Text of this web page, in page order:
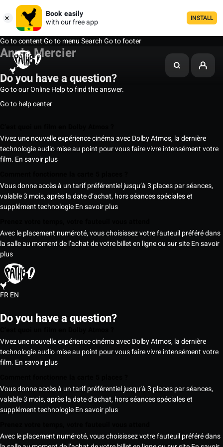
Book easily
with our free app
INSTALL
Go to contentGo to menuSearchGo to footer
Annie Mercier
Do you have a question?
Go to our Online Help to find the answer.
Go to help center
Vivez une nouvelle expérience cinéma avec Dolby Atmos, la dernière
technologie audio mise au point pour vous faire vivre intensément votre
film. En savoir plus
Vous donne accès à un tarif préférentiel jusqu’à 3 places par séances,
valable 3 mois, après la date d’achat, hors séances spéciales et
supplément technologieEn savoir plus
Avec le placement numéroté, vous choisissez votre fauteuil préféré dans
la salle au moment de l’achat de votre billet en ligne ou sur siteEn savoir
plus
FREN
Do you have a question?
Vivez une nouvelle expérience cinéma avec Dolby Atmos, la dernière
technologie audio mise au point pour vous faire vivre intensément votre
film. En savoir plus
Vous donne accès à un tarif préférentiel jusqu’à 3 places par séances,
valable 3 mois, après la date d’achat, hors séances spéciales et
supplément technologieEn savoir plus
Avec le placement numéroté, vous choisissez votre fauteuil préféré dans